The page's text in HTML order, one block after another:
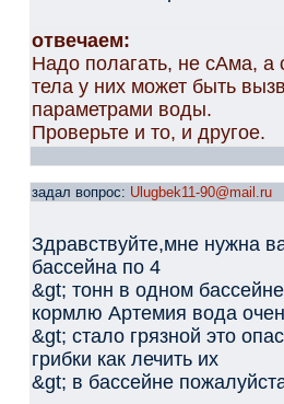
отвечаем:
Надо полагать, не сАма,
тела у них может быть
параметрами воды.
Проверьте и то, и другое.
задал вопрос: Ulugbek11-90@mail.ru
Здравствуйте,мне нужна
бассейна по 4
&gt; тонн в одном
кормлю Артемия вода
&gt; стало грязной это
грибки как лечить их
&gt; в бассейне